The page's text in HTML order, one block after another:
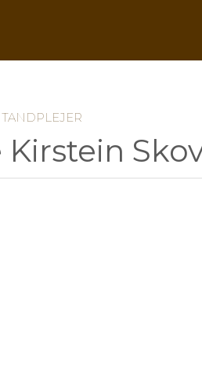
TANDPLEJER
Kirstein